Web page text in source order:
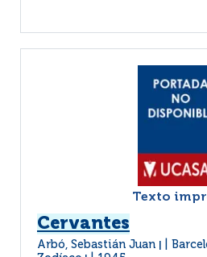
Texto
Cervantes
Arbó, Sebastián Juan